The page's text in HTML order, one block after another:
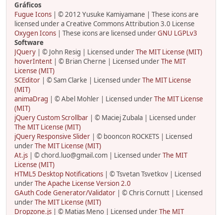
Gráficos
Fugue Icons | © 2012 Yusuke Kamiyamane | These icons are
licensed under a Creative Commons Attribution 3.0 License
Oxygen Icons | These icons are licensed underGNU LGPLv3
Software
JQuery | © John Resig | Licensed underThe MIT License (MIT)
hoverIntent | © Brian Cherne | Licensed underThe MIT
License (MIT)
SCEditor | © Sam Clarke | Licensed underThe MIT License
(MIT)
animaDrag | © Abel Mohler | Licensed underThe MIT License
(MIT)
jQuery Custom Scrollbar | © Maciej Zubala | Licensed under
The MIT License (MIT)
jQuery Responsive Slider | © booncon ROCKETS | Licensed
underThe MIT License (MIT)
At.js | © chord.luo@gmail.com | Licensed underThe MIT
License (MIT)
HTML5 Desktop Notifications | © Tsvetan Tsvetkov | Licensed
underThe Apache License Version 2.0
GAuth Code Generator/Validator | © Chris Cornutt | Licensed
underThe MIT License (MIT)
Dropzone.js | © Matias Meno | Licensed underThe MIT